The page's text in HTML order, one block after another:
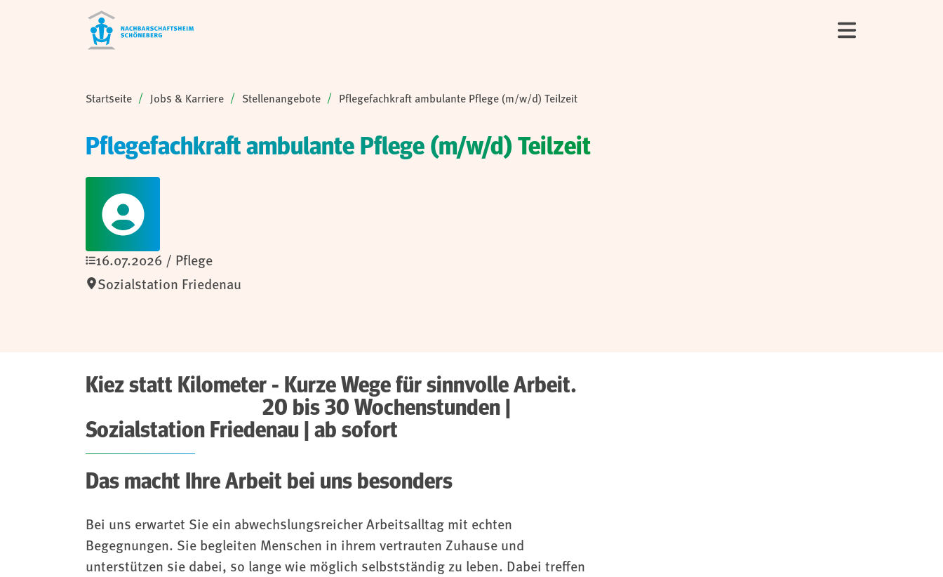
Sie sind hier:
Startseite Jobs & Karriere Stellenangebote Pflegefachkraft ambulante Pflege (m/w/d) Teilzeit
Pflegefachkraft ambulante Pflege (m/w/d) Teilzeit
16.07.2026 / Pflege
Sozialstation Friedenau
Kiez statt Kilometer - Kurze Wege für sinnvolle Arbeit.
20 bis 30 Wochenstunden |
Sozialstation Friedenau | ab sofort
Das macht Ihre Arbeit bei uns besonders
Bei uns erwartet Sie ein abwechslungsreicher Arbeitsalltag mit echten
Begegnungen. Sie begleiten Menschen in ihrem vertrauten Zuhause und
unterstützen sie dabei, so lange wie möglich selbstständig zu leben. Dabei treffen